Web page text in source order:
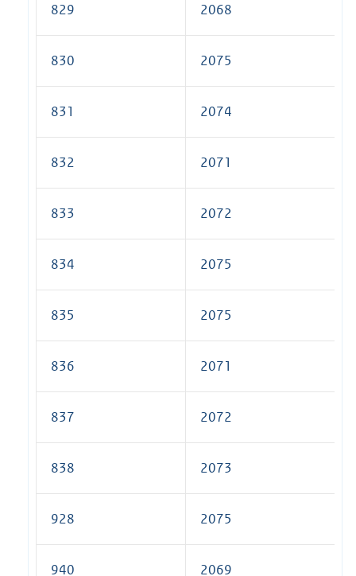
829 2068
830 2075
831 2074
832 2071
833 2072
834 2075
835 2075
836 2071
837 2072
838 2073
928 2075
940 2069